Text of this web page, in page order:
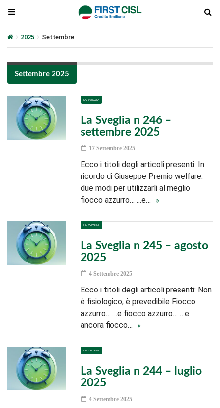
2025 Settembre
Settembre 2025
LA SVEGLIA
La Sveglia n 246 –
settembre 2025
17 Settembre 2025
Ecco i titoli degli articoli presenti: In
ricordo di Giuseppe Premio welfare:
due modi per utilizzarli al meglio
fiocco azzurro… …e…
LA SVEGLIA
La Sveglia n 245 – agosto
2025
4 Settembre 2025
Ecco i titoli degli articoli presenti: Non
è fisiologico, è prevedibile Fiocco
azzurro… …e fiocco azzurro… …e
ancora fiocco…
LA SVEGLIA
La Sveglia n 244 – luglio
2025
4 Settembre 2025